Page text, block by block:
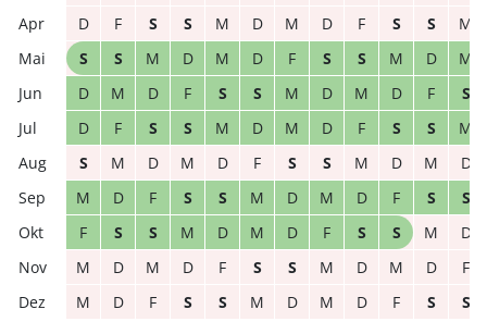
D
F S S M D M D F S S
M
S
S M D M D F S S M D
M
D
M D F S S M D M D F
S
D
F S S M D M D F S S
M
S
M D M D F S S M D M
D
M
D F S S M D M D F S
S
F
S S M D M D F S S M
D
M
D M D F S S M D M D
F
M
D F S S M D M D F S S